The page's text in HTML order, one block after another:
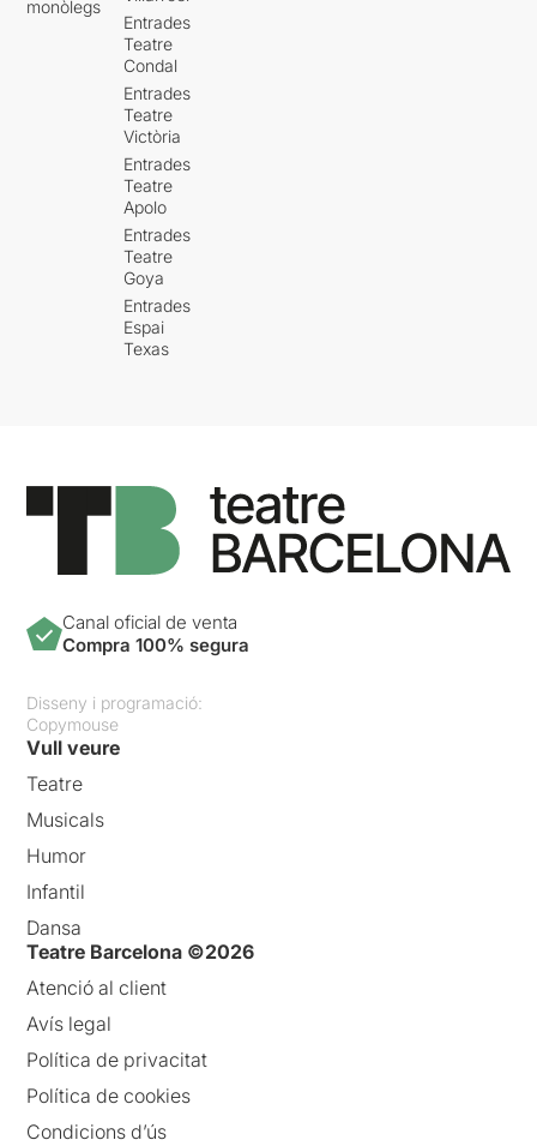
monòlegs
Entrades
Teatre
Condal
Entrades
Teatre
Victòria
Entrades
Teatre
Apolo
Entrades
Teatre
Goya
Entrades
Espai
Texas
Canal oficial de venta
Compra 100% segura
Disseny i programació:
Copymouse
Vull veure
Teatre
Musicals
Humor
Infantil
Dansa
Teatre Barcelona ©2026
Atenció al client
Avís legal
Política de privacitat
Política de cookies
Condicions d’ús